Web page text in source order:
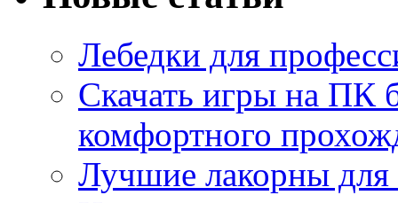
Лебедки для
Скачать игры на ПК
комфортного
Лучшие лакорны для